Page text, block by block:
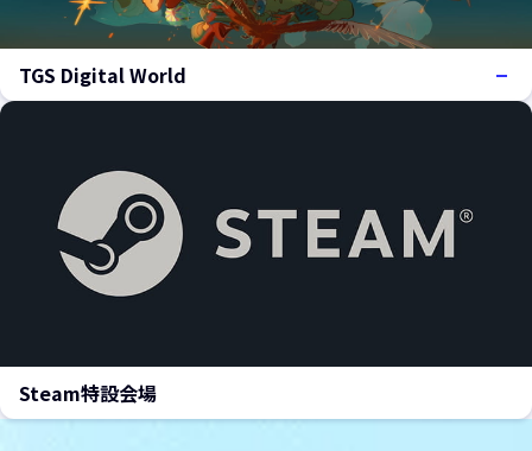
TGS Digital World
Steam特設会場
新しいウィンドウで開きます